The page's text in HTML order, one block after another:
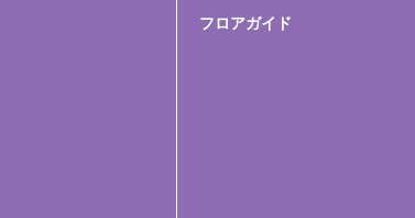
フロアガイド